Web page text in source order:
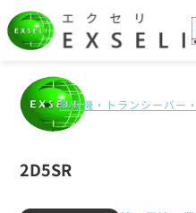
無線機・トランシーバー
2D5SR